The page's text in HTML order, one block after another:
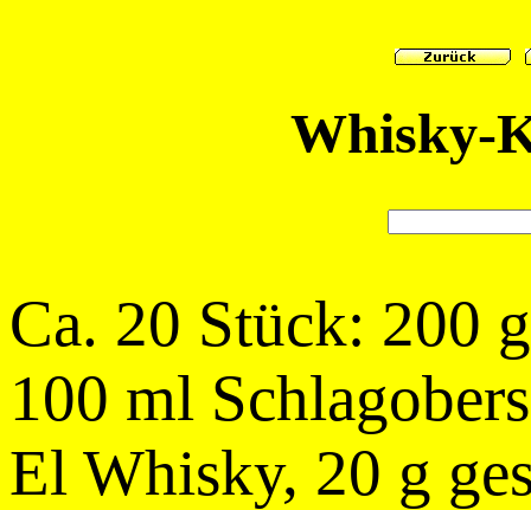
Whisky-
Ca. 20 Stück: 200
100 ml
El Whisky, 20 g